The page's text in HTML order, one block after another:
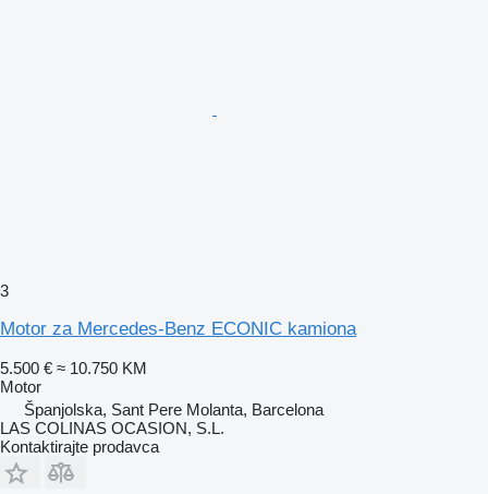
3
Motor za Mercedes-Benz ECONIC kamiona
5.500 € ≈ 10.750 KM
Motor
Španjolska, Sant Pere Molanta, Barcelona
LAS COLINAS OCASION, S.L.
Kontaktirajte prodavca